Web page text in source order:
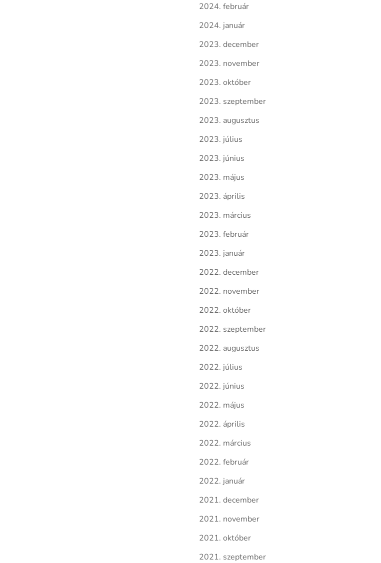
2024. február
2024. január
2023. december
2023. november
2023. október
2023. szeptember
2023. augusztus
2023. július
2023. június
2023. május
2023. április
2023. március
2023. február
2023. január
2022. december
2022. november
2022. október
2022. szeptember
2022. augusztus
2022. július
2022. június
2022. május
2022. április
2022. március
2022. február
2022. január
2021. december
2021. november
2021. október
2021. szeptember